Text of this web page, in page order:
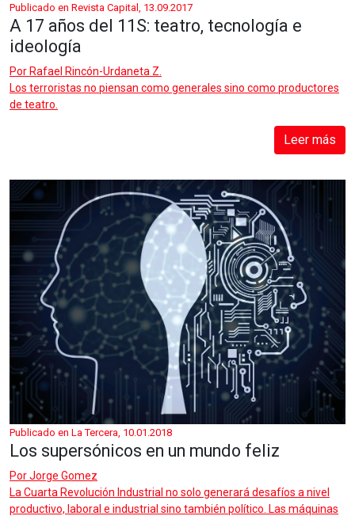
Publicado en Revista Capital, 13.09.2017
A 17 años del 11S: teatro, tecnología e
ideología
Por Rafael Rincón-Urdaneta Z.
Los terroristas no piensan como generales sino como productores
de teatro.
Leer más
Publicado en La Tercera, 10.01.2018
Los supersónicos en un mundo feliz
PorJorge Gomez
La Cuarta Revolución Industrial no solo generará desafíos a nivel
productivo, laboral e industrial sino también político. Las máquinas